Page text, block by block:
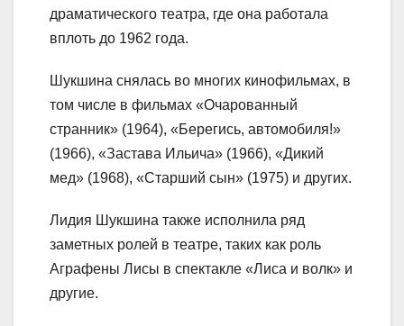
драматического театра, где она работала
вплоть до 1962 года.
Шукшина снялась во многих кинофильмах, в
том числе в фильмах «Очарованный
странник» (1964), «Берегись, автомобиля!»
(1966), «Застава Ильича» (1966), «Дикий
мед» (1968), «Старший сын» (1975) и других.
Лидия Шукшина также исполнила ряд
заметных ролей в театре, таких как роль
Аграфены Лисы в спектакле «Лиса и волк» и
другие.